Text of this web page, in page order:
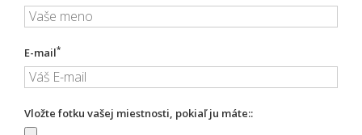
E-mail*
Vložte fotku vašej miestnosti, pokiaľ ju máte::